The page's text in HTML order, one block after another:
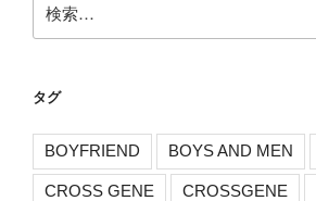
索:
タグ
BOYFRIEND BOYS AND MEN
CROSS GENE CROSSGENE